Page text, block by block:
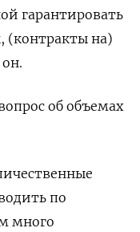
гарантировать
(контракты ⁠на)
об объемах
по
много